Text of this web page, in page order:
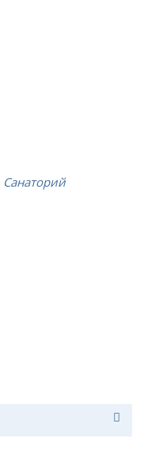
Санаторий